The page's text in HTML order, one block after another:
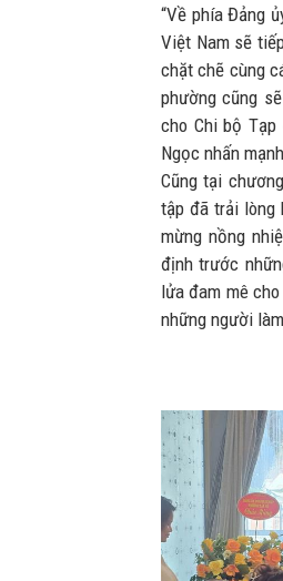
“Về phía Đảng
Việt Nam sẽ
chặt chẽ cùng
phường cũng
cho Chi bộ Tạp
Ngọc nhấn
Cũng tại
tập đã trải lòng
mừng nồng
định trước
lửa đam mê
những người